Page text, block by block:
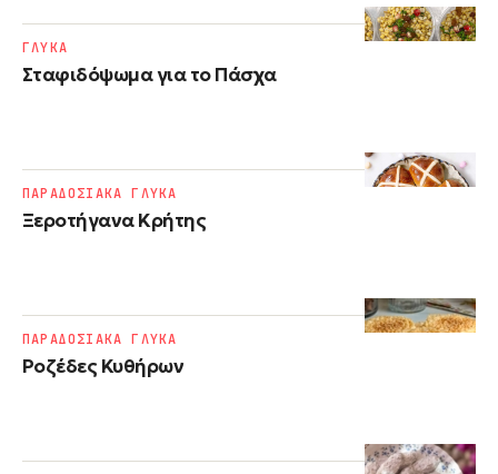
Σταφιδόψωμα για το Πάσχα
ΓΛΥΚΑ
Ξεροτήγανα Κρήτης
ΠΑΡΑΔΟΣΙΑΚΑ ΓΛΥΚΑ
Ροζέδες Κυθήρων
ΠΑΡΑΔΟΣΙΑΚΑ ΓΛΥΚΑ